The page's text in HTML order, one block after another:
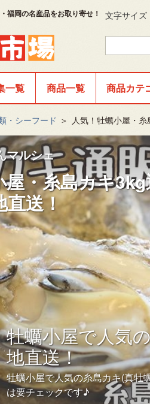
福岡の名産品をお取り寄せ！ 文字サイズ
一覧 商品一覧 商品カテ
・シーフード ＞ 人気！牡蠣小屋・
牡蠣小屋で人気
地直送！
牡蠣小屋で人気の糸島カキ(真牡
は要チェックです♪
マルシェ
・糸島カキ
直送！